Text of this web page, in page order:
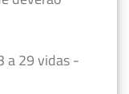
a 29 vidas -